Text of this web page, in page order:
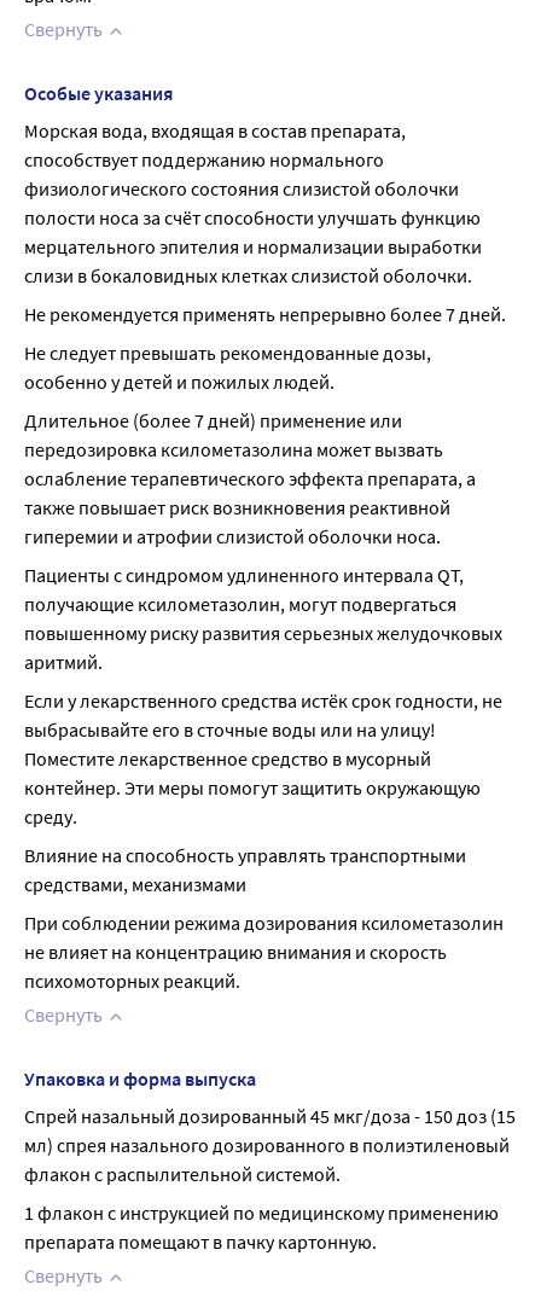
Свернуть
Особые указания
Морская вода, входящая в состав препарата,
способствует поддержанию нормального
физиологического состояния слизистой оболочки
полости носа за счёт способности улучшать функцию
мерцательного эпителия и нормализации выработки
слизи в бокаловидных клетках слизистой оболочки.
Не рекомендуется применять непрерывно более 7 дней.
Не следует превышать рекомендованные дозы,
особенно у детей и пожилых людей.
Длительное (более 7 дней) применение или
передозировка ксилометазолина может вызвать
ослабление терапевтического эффекта препарата, а
также повышает риск возникновения реактивной
гиперемии и атрофии слизистой оболочки носа.
Пациенты с синдромом удлиненного интервала QT,
получающие ксилометазолин, могут подвергаться
повышенному риску развития серьезных желудочковых
аритмий.
Если у лекарственного средства истёк срок годности, не
выбрасывайте его в сточные воды или на улицу!
Поместите лекарственное средство в мусорный
контейнер. Эти меры помогут защитить окружающую
среду.
Влияние на способность управлять транспортными
средствами, механизмами
При соблюдении режима дозирования ксилометазолин
не влияет на концентрацию внимания и скорость
психомоторных реакций.
Свернуть
Упаковка и форма выпуска
Спрей назальный дозированный 45 мкг/доза - 150 доз (15
мл) спрея назального дозированного в полиэтиленовый
флакон с распылительной системой.
1 флакон с инструкцией по медицинскому применению
препарата помещают в пачку картонную.
Свернуть